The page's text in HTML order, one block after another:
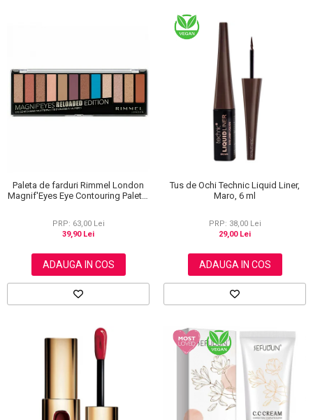
Paleta de farduri Rimmel London
Magnif'Eyes Eye Contouring Palette
PRP: 63,00 Lei
39,90 Lei
ADAUGA IN COS
Tus de Ochi Technic Liquid Liner,
Maro, 6 ml
PRP: 38,00 Lei
29,00 Lei
ADAUGA IN COS